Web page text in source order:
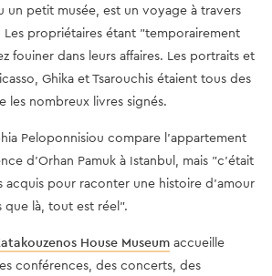
un petit musée, est un voyage à travers
propriétaires étant "temporairement
fouiner dans leurs affaires. Les portraits et
Ghika et Tsarouchis étaient tous des
les nombreux livres signés.
Peloponnisiou compare l'appartement
d'Orhan Pamuk à Istanbul, mais "c'était
acquis pour raconter une histoire d'amour
que là, tout est réel".
House Museum accueille
conférences, des concerts, des